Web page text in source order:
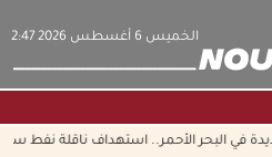
‫‫الخميس‬‬ 6 أغسطس 2026 2:47
|من نحن
في البحر الأحمر.. استهداف ناقلة نفط